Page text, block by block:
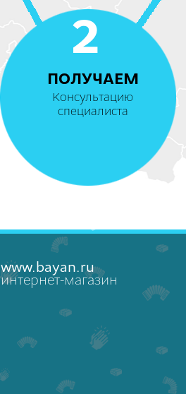
2
ПОЛУЧАЕМ
Консультацию
специалиста
www.bayan.ru
интернет-магазин